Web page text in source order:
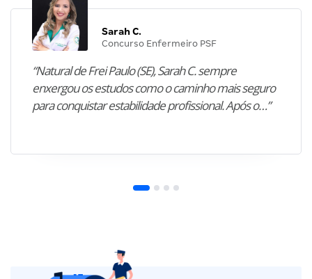
Sarah C.
Concurso Enfermeiro PSF
“Natural de Frei Paulo (SE), Sarah C. sempre
enxergou os estudos como o caminho mais seguro
para conquistar estabilidade profissional. Após o…”